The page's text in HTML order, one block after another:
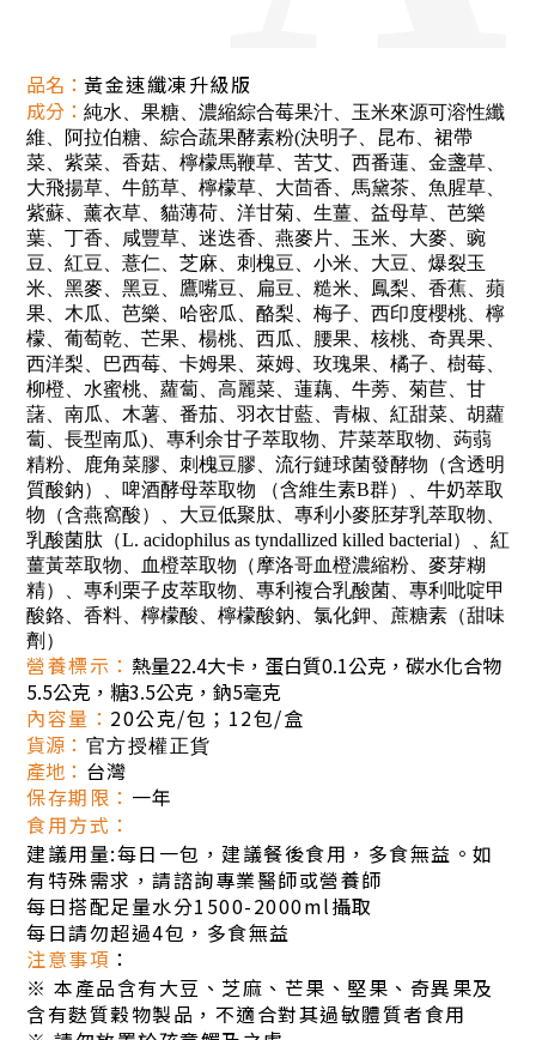
品名 ： 黃金速纖凍升級版
成分： 純水、果糖、濃縮綜合莓果汁、玉米來源可溶性纖
維、阿拉伯糖、綜合蔬果酵素粉(決明子、昆布、裙帶
菜、紫菜、香菇、檸檬馬鞭草、苦艾、西番蓮、金盞草、
大飛揚草、牛筋草、檸檬草、大茴香、馬黛茶、魚腥草、
紫蘇、薰衣草、貓薄荷、洋甘菊、生薑、益母草、芭樂
葉、丁香、咸豐草、迷迭香、燕麥片、玉米、大麥、豌
豆、紅豆、薏仁、芝麻、刺槐豆、小米、大豆、爆裂玉
米、黑麥、黑豆、鷹嘴豆、扁豆、糙米、鳳梨、香蕉、蘋
果、木瓜、芭樂、哈密瓜、酪梨、梅子、西印度櫻桃、檸
檬、葡萄乾、芒果、楊桃、西瓜、腰果、核桃、奇異果、
西洋梨、巴西莓、卡姆果、萊姆、玫瑰果、橘子、樹莓、
柳橙、水蜜桃、蘿蔔、高麗菜、蓮藕、牛蒡、菊苣、甘
藷、南瓜、木薯、番茄、羽衣甘藍、青椒、紅甜菜、胡蘿
蔔、長型南瓜)、專利余甘子萃取物、芹菜萃取物、蒟蒻
精粉、鹿角菜膠、刺槐豆膠、流行鏈球菌發酵物（含透明
質酸鈉）、啤酒酵母萃取物 （含維生素B群）、牛奶萃取
物（含燕窩酸）、大豆低聚肽、專利小麥胚芽乳萃取物、
乳酸菌肽（L. acidophilus as tyndallized killed bacterial）、紅
薑黃萃取物、血橙萃取物（摩洛哥血橙濃縮粉、麥芽糊
精）、專利栗子皮萃取物、專利複合乳酸菌、專利吡啶甲
酸鉻、香料、檸檬酸、檸檬酸鈉、氯化鉀、蔗糖素（甜味
劑）
營養標示： 熱量22.4大卡，蛋白質0.1公克，碳水化合物
5.5公克，糖3.5公克，鈉5毫克
內容量 ： 20公克/包；12包/盒
貨源 ： 官方授權正貨
產地 ： 台灣
保存期限 ： 一年
食用方式 ：
建議用量:每日一包，建議餐後食用，多食無益。如
有特殊需求，請諮詢專業醫師或營養師
每日搭配足量水分1500-2000ml攝取
每日請勿超過4包，多食無益
注意事項 ：
※ 本產品含有大豆、芝麻、芒果、堅果、奇異果及
含有麩質穀物製品，不適合對其過敏體質者食用